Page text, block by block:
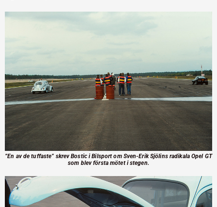
”En av de tuffaste” skrev Bostic i Bilsport om Sven-Erik Sjölins radikala Opel GT
som blev första mötet i stegen.